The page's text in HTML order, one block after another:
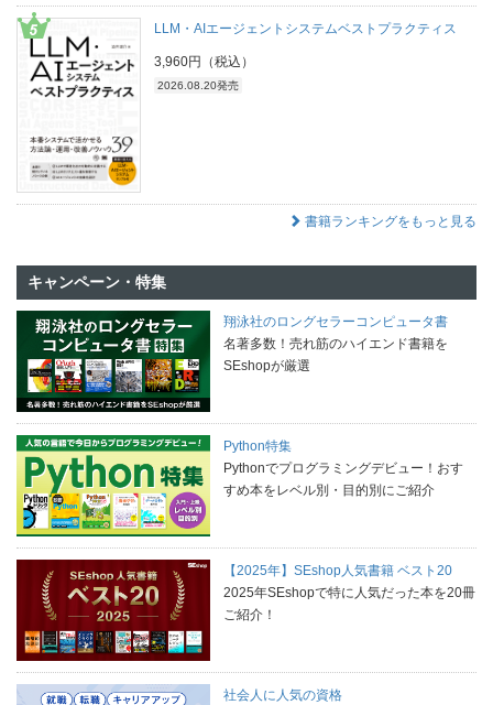
LLM・AIエージェントシステムベストプラクティス
3,960円（税込）
2026.08.20発売
書籍ランキングをもっと見る
キャンペーン・特集
翔泳社のロングセラーコンピュータ書
名著多数！売れ筋のハイエンド書籍を
SEshopが厳選
Python特集
Pythonでプログラミングデビュー！おす
すめ本をレベル別・目的別にご紹介
【2025年】SEshop人気書籍 ベスト20
2025年SEshopで特に人気だった本を20冊
ご紹介！
社会人に人気の資格